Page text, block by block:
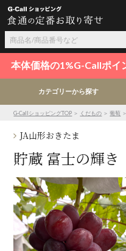
本体価格の1%G-Callポイ
カテゴリーから探す
G-CallショッピングTOP ＞ くだもの ＞葡萄
JA山形おきたま
貯蔵 富士の輝き